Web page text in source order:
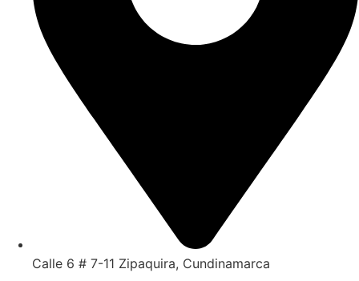
Calle 6 # 7-11 Zipaquira, Cundinamarca